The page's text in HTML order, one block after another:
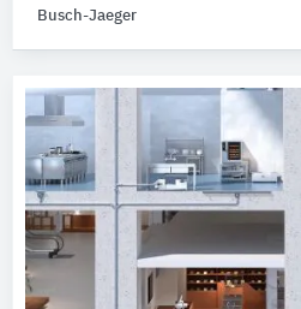
Busch-Jaeger